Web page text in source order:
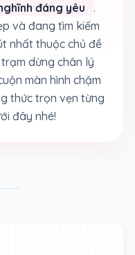
đáng yêu
.
và đang tìm kiếm
nhất thuộc chủ đề
dừng chân lý
màn hình chậm
thức trọn vẹn từng
đây nhé!